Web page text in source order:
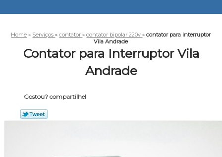
Home » Serviços»contator»contator bipolar 220v»contator para interruptor
Vila Andrade
Contator para Interruptor Vila
Andrade
Gostou? compartilhe!